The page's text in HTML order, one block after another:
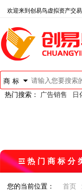
欢迎来到创易鸟虚拟资产交
商标
热门搜索： 广告销售 日
热门商标分
您的当前位置： 首页